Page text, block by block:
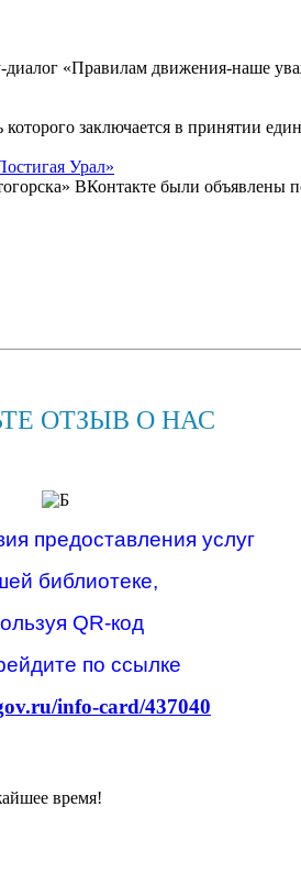
диалог «Правилам движения-наше
заключается в принятии
Урал»
ВКонтакте были объявлены
ОТЗЫВ О НАС
предоставления услуг
библиотеке,
QR-код
по ссылке
info-card/437040
время!